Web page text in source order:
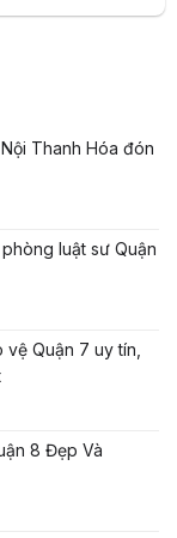
Thanh Hóa đón
luật sư Quận
Quận 7 uy tín,
8 Đẹp Và